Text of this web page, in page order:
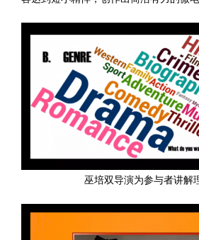
巫培双导演为参与者讲解